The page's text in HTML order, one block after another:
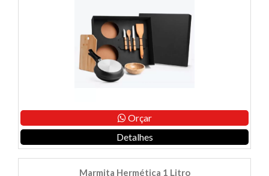
Orçar
Detalhes
Marmita Hermética 1 Litro